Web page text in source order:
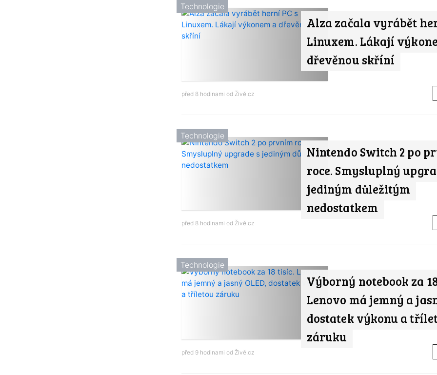
Alza začala vyrábět
Linuxem. Lákají
dřevěnou skříní
Technologie
před 8 hodinami od Živě.cz
Nintendo Switch 2 po
roce. Smysluplný
jediným důležitým
nedostatkem
Technologie
před 8 hodinami od Živě.cz
Výborný notebook za
Lenovo má jemný a
dostatek výkonu a
záruku
Technologie
před 9 hodinami od Živě.cz